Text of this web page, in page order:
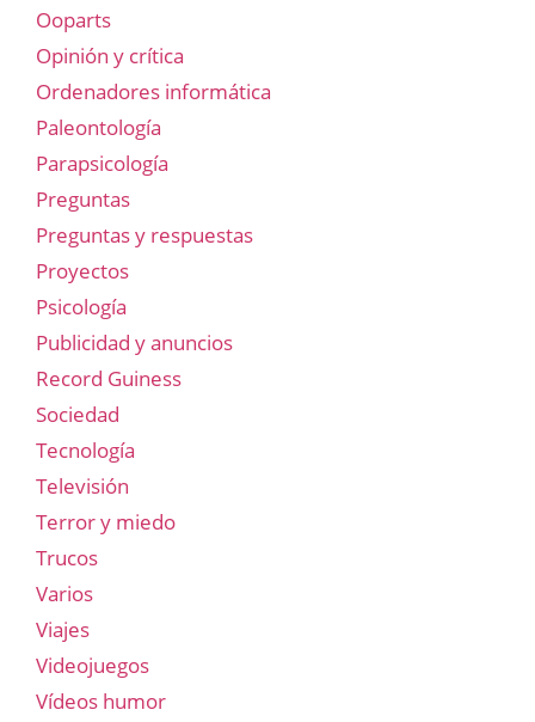
Ooparts
Opinión y crítica
Ordenadores informática
Paleontología
Parapsicología
Preguntas
Preguntas y respuestas
Proyectos
Psicología
Publicidad y anuncios
Record Guiness
Sociedad
Tecnología
Televisión
Terror y miedo
Trucos
Varios
Viajes
Videojuegos
Vídeos humor